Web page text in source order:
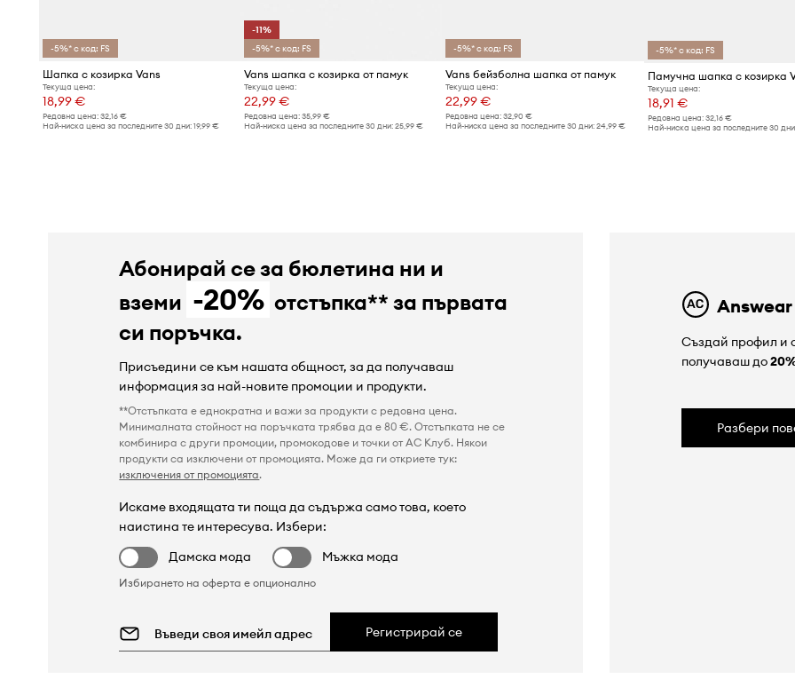
-5%* с код: FS
Шапка с козирка Vans
Текуща цена:
18,99 €
Редовна цена: 32,16 €
Най-ниска цена за последните 30 дни: 19,99 €
-11%
-5%* с код: FS
Vans шапка с козирка от памук
Текуща цена:
22,99 €
Редовна цена:35,99 €
Най-ниска цена за последните 30 дни:25,99 €
-5%* с код: FS
Vans бейзболна шапка от памук
Текуща цена:
22,99 €
Редовна цена: 32,90 €
Най-ниска цена за последните 30 дни: 24,99 €
-5%* с код: FS
Памучна шапка с козирка
Текуща цена:
18,91 €
Редовна цена: 32,16 €
Най-ниска цена за последните 30
Абонирай се за бюлетина ни и
вземи -20% отстъпка** за първата
си поръчка.
Присъедини се към нашата общност, за да получаваш
информация за най-новите промоции и продукти.
**Отстъпката е еднократна и важи за продукти с редовна цена.
Минималната стойност на поръчката трябва да е 80 €. Отстъпката не се
комбинира с други промоции, промокодове и точки от AC Клуб. Някои
продукти са изключени от промоцията. Може да ги откриете тук:
изключения от промоцията.
Искаме входящата ти поща да съдържа само това, което
наистина те интересува. Избери:
Дамска мода
Мъжка мода
Избирането на оферта е опционално
Регистрирай се
Създай профил и
получаваш до
Разбери